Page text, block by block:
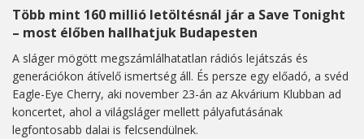
Több mint 160 millió letöltésnál jár a Save Tonight
– most élőben hallhatjuk Budapesten
A sláger mögött megszámlálhatatlan rádiós lejátszás és
generációkon átívelő ismertség áll. És persze egy előadó, a svéd
Eagle-Eye Cherry, aki november 23-án az Akvárium Klubban ad
koncertet, ahol a világsláger mellett pályafutásának
legfontosabb dalai is felcsendülnek.